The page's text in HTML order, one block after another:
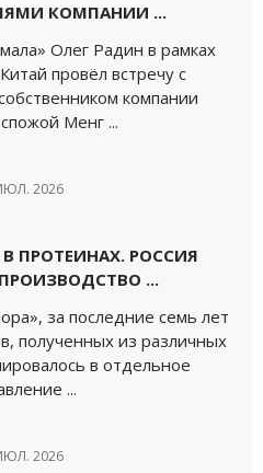
КОМПАНИИ ...
Олег Радин в рамках
провёл встречу с
компании
Менг ...
2026
ПРОТЕИНАХ. РОССИЯ
...
за последние семь лет
полученных из различных
в отдельное
...
2026